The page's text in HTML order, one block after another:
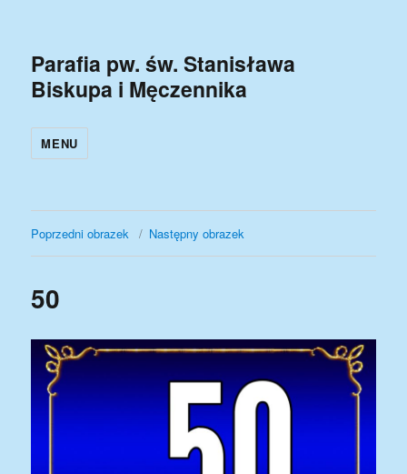
Parafia pw. św. Stanisława
Biskupa i Męczennika
MENU
Poprzedni obrazek Następny obrazek
50